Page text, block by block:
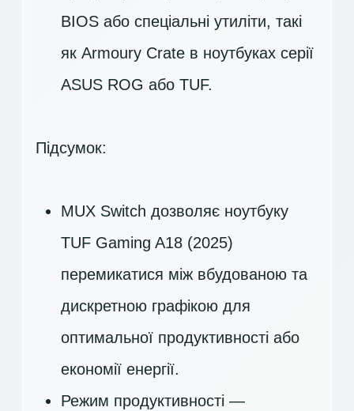
BIOS або спеціальні утиліти, такі
як Armoury Crate в ноутбуках серії
ASUS ROG або TUF.
Підсумок:
MUX Switch дозволяє ноутбуку
TUF Gaming A18 (2025)
перемикатися між вбудованою та
дискретною графікою для
оптимальної продуктивності або
економії енергії.
Режим продуктивності —